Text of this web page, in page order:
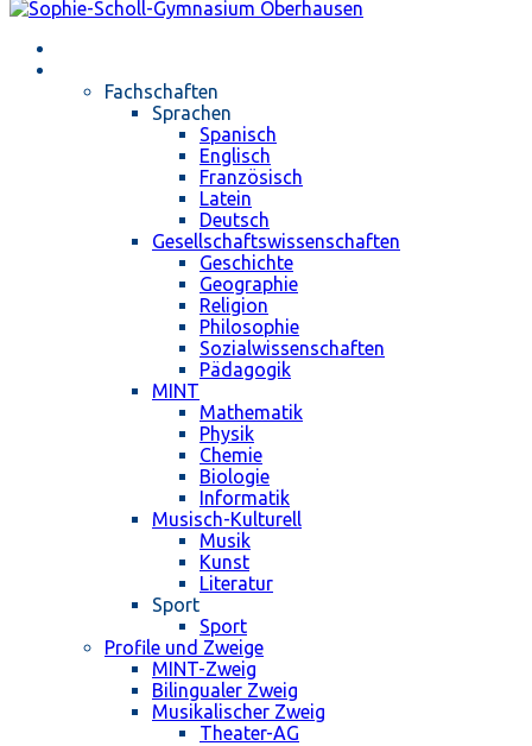
Fachschaften
Sprachen
Spanisch
Englisch
Französisch
Latein
Deutsch
Gesellschaftswissenschaften
Geschichte
Geographie
Religion
Philosophie
Sozialwissenschaften
Pädagogik
MINT
Mathematik
Physik
Chemie
Biologie
Informatik
Musisch-Kulturell
Musik
Kunst
Literatur
Sport
Sport
Profile und Zweige
MINT-Zweig
Bilingualer Zweig
Musikalischer Zweig
Theater-AG